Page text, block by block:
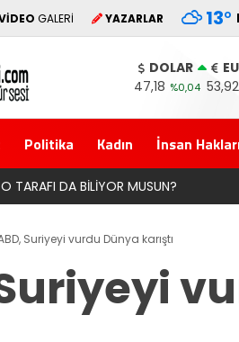
GALERİ YAZARLAR 13°
DOLAR
47,18 %0,04 53,92
Politika Kadın İnsan
Suriyeyi vurdu Dünya karıştı